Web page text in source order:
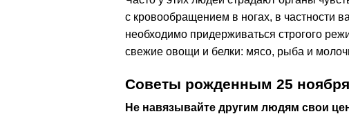
с кровообращением в ногах, в частности
необходимо придерживаться строгого
свежие овощи и белки: мясо, рыба и
Советы рожденным 25 ноября
Не навязывайте другим людям свои